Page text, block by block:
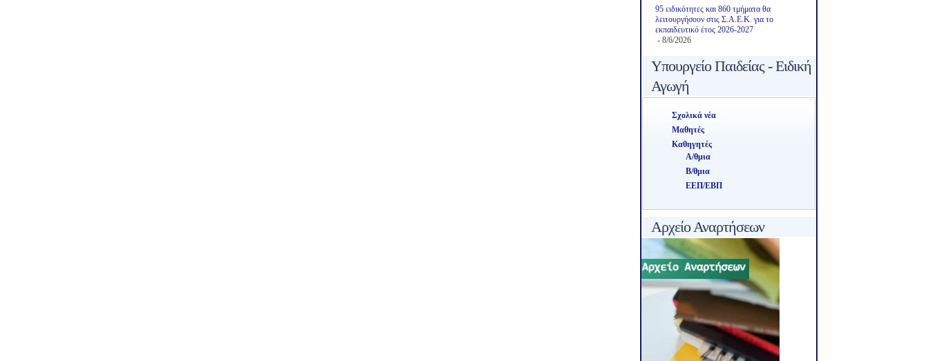
95 ειδικότητες και 860 τμήματα θα
λειτουργήσουν στις Σ.Α.Ε.Κ. για το
εκπαιδευτικό έτος 2026-2027
- 8/6/2026
Υπουργείο Παιδείας - Ειδική
Αγωγή
Σχολικά νέα
Μαθητές
Καθηγητές
Α/θμια
Β/θμια
ΕΕΠ/ΕΒΠ
Αρχείο Αναρτήσεων